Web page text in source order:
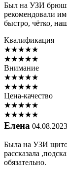
Был на УЗИ
рекомендовали
быстро, чётко,
Квалификация
★★★★★
★★★★★
Внимание
★★★★★
★★★★★
Цена-качество
★★★★★
★★★★★
Елена 04.08.2023
Была на УЗИ
рассказала
обязательно.